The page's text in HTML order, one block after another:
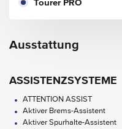
Tourer PRO
Ausstattung
ASSISTENZSYSTEME
ATTENTION ASSIST
Aktiver Brems-Assistent
Aktiver Spurhalte-Assistent